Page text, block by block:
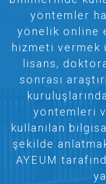
yöntemler
yönelik online
hizmeti vermek
lisans,
sonrası
yöntemleri
kullanılan
şekilde
AYEUM